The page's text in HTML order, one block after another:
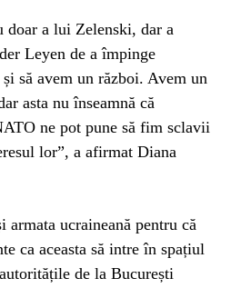
doar a lui Zelenski, dar a
Leyen de a împinge
să avem un război. Avem un
asta nu înseamnă că
ne pot pune să fim sclavii
lor”, a afirmat Diana
armata ucraineană pentru că
ca aceasta să intre în spațiul
de la București